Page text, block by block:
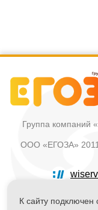
Группа компаний
ООО «ЕГОЗА»
Политика в
К сайту подключен